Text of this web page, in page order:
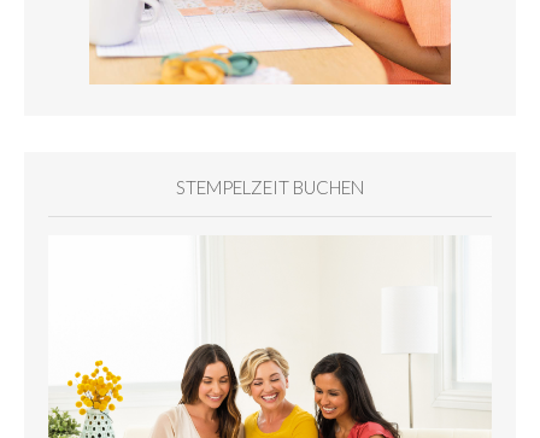
STEMPELZEIT BUCHEN